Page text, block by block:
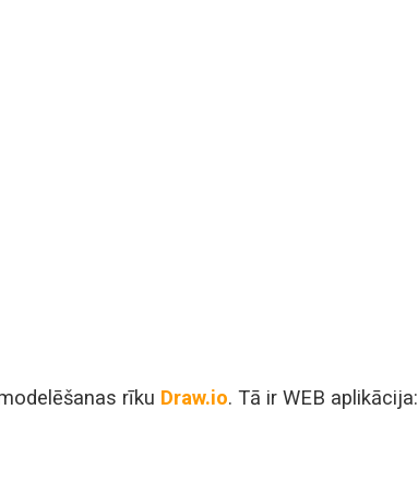
rīku Draw.io. Tā ir WEB aplikācija: